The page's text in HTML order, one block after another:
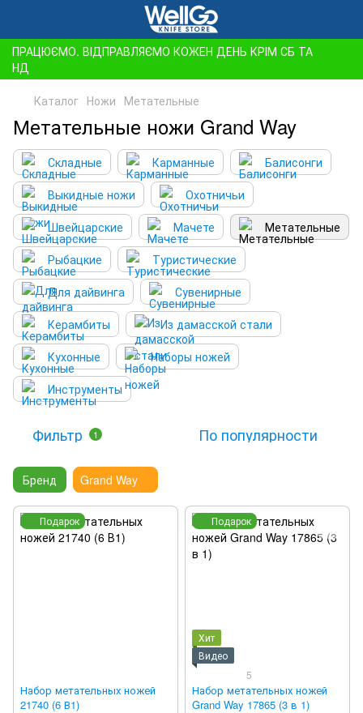
ПРАЦЮЄМО. ВІДПРАВЛЯЄМО КОЖЕН ДЕНЬ КРІМ СБ ТА
НД
Каталог Ножи Метательные
Метательные ножи Grand Way
Складные Карманные
Балисонги
Выкидные ножи
Охотничьи
Швейцарские
Мачете
Метательные
Рыбацкие
Туристические
Для дайвинга
Сувенирные
Керамбиты
Из дамасской стали
Кухонные
Наборы ножей
Инструменты
Фильтр 1 По популярности
Бренд Grand Way
Подарок
Набор метательных ножей
21740 (6 В1)
Подарок
Хит
Видео
5
Набор метательных ножей
Grand Way 17865 (3 в 1)